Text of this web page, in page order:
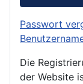
Passwort
Die
der Website